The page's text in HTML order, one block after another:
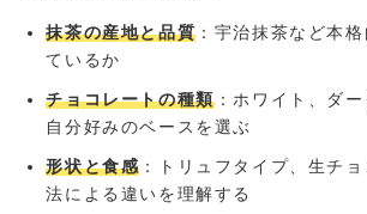
抹茶の産地と品質 ：宇治抹茶など本
ているか
チョコレートの種類：ホワイト、ダー
自分好みのベースを選ぶ
形状と食感 ：トリュフタイプ、生チ
法による違いを理解する